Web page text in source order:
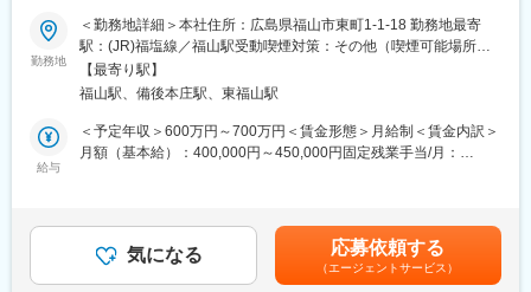
アルカリイオン整水器/機能水生成器：毎日の健康のベースとなる
水で暮らしをサポート
フィットネス機器：ダイエットや体幹トレーニングを目的とした
機器を展開
展開
▽SYNCA（シンカ）上質で健康なライフスタイルを提案する美容
（1）安定的な基盤：
台湾上場企業のジョンソンヘルステック社が親会社（100％出
■業務内容：【変更の範囲：会社の定める業務】
・主に人事総務部門のプレイングマネージャーとして統括をお任
せします
＜人事労務＞
・人事労務全般の実務、マネジメント
＜その他＞
・クレーム発生時の対応
・目まぐるしく変化する医療の情報収集、医師への共有
勤務地
＜勤務地詳細＞本社住所：広島県福山市東町1-1-18 勤務地最寄
駅：(JR)福塩線／福山駅受動喫煙対策：その他（喫煙可能場所あ
り）変更の範囲：本文参照
【最寄り駅】
福山駅、備後本庄駅、東福山駅
給与
＜予定年収＞600万円～700万円＜賃金形態＞月給制＜賃金内訳＞
月額（基本給）：400,000円～450,000円固定残業手当/月：
与：あり/年2回(前年度実績2.00か月分)■昇給額：1月あたり1,000
円～1,000円（前年度実績）賃金はあくまでも目安の金額であり、
選考を通じて上下する可能性があります。月給(月額)は固定手当を
気になる 応募依頼する
（エージェントサービス）